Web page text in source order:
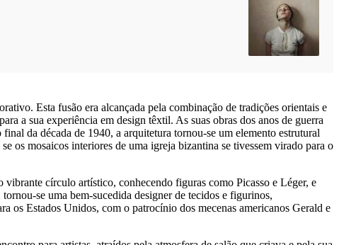
Esta fusão era alcançada pela combinação de tradições orientais e
a sua experiência em design têxtil. As suas obras dos anos de guerra
da década de 1940, a arquitetura tornou-se um elemento estrutural
os mosaicos interiores de uma igreja bizantina se tivessem virado para o
círculo artístico, conhecendo figuras como Picasso e Léger, e
se uma bem-sucedida designer de tecidos e figurinos,
os Estados Unidos, com o patrocínio dos mecenas americanos Gerald e